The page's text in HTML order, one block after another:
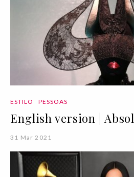
ESTILO PESSOAS
English version |
31 Mar 2021